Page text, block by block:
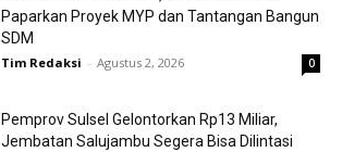
Paparkan Proyek MYP dan Tantangan Bangun
SDM
Tim Redaksi - Agustus 2, 2026 0
Pemprov Sulsel Gelontorkan Rp13 Miliar,
Jembatan Salujambu Segera Bisa Dilintasi